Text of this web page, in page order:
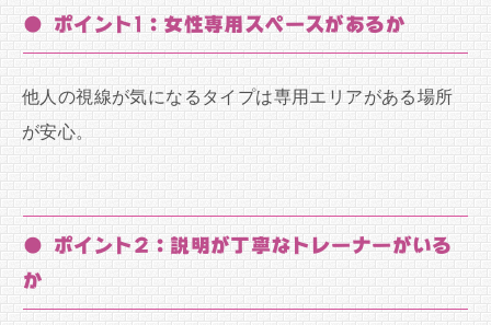
● ポイント1：女性専用スペースがあるか
他人の視線が気になるタイプは専用エリアがある場所
が安心。
● ポイント2：説明が丁寧なトレーナーがいる
か